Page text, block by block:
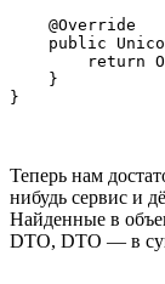
    @Override
public
return
    }
}
Теперь нам
нибудь сервис и
Найденные в
DTO, DTO — в